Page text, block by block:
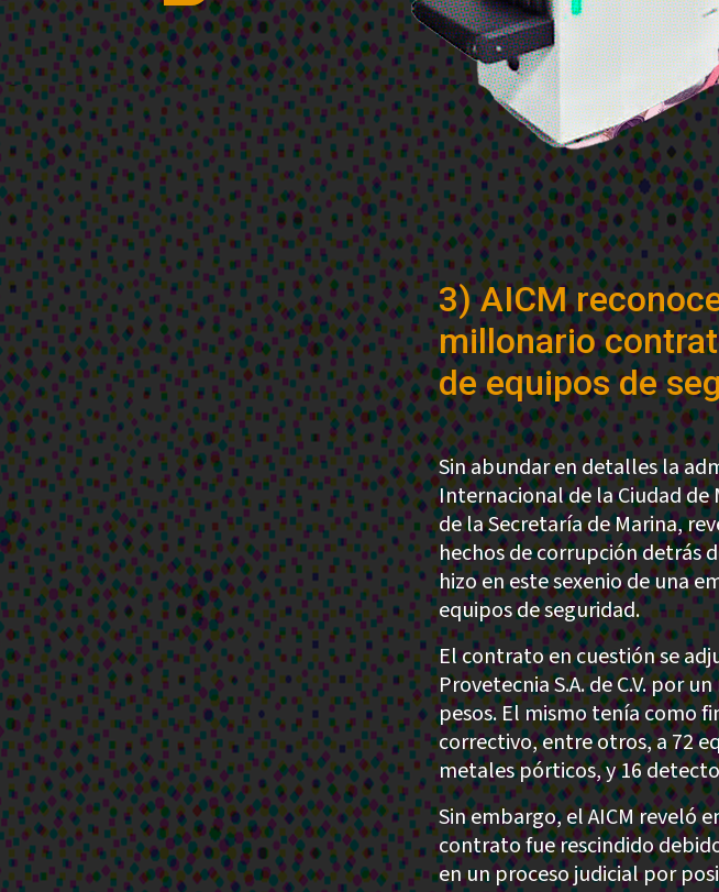
3) AICM
millonario
de equipos de
Sin abundar en detalles la
Internacional de la Ciudad
de la Secretaría de Marina,
hechos de corrupción detrás
hizo en este sexenio de una
equipos de seguridad.
El contrato en cuestión se
Provetecnia S.A. de C.V. por
pesos. El mismo tenía como
correctivo, entre otros, a 72
metales pórticos, y 16
Sin embargo, el AICM reveló
contrato fue rescindido
en un proceso judicial por